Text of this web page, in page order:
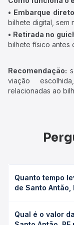
• Embarque
bilhete digital, sem
• Retirada no
bilhete físico antes
Recomendação:
viação
relacionadas ao
Quanto tempo
de Santo Antão,
Cícero Dantas,
Qual é o valor